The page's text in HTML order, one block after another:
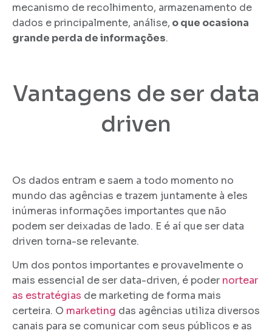
mecanismo de recolhimento, armazenamento de
dados e principalmente, análise, o que ocasiona
grande perda de informações.
Vantagens de ser data
driven
Os dados entram e saem a todo momento no
mundo das agências e trazem juntamente à eles
inúmeras informações importantes que não
podem ser deixadas de lado. E é aí que ser data
driven torna-se relevante.
Um dos pontos importantes e provavelmente o
mais essencial de ser data-driven, é poder nortear
as estratégias de marketing de forma mais
certeira. O marketing das agências utiliza diversos
canais para se comunicar com seus públicos e as